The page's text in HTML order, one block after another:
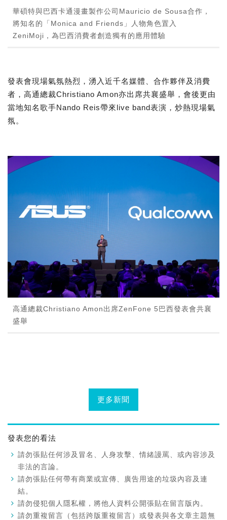
華碩特與巴西卡通漫畫製作公司Mauricio de Sousa合作，
將知名的「Monica and Friends」人物角色置入
ZeniMoji，為巴西消費者創造獨有的應用體驗
發表會現場氣氛熱烈，湧入近千名媒體、合作夥伴及消費
者，高通總裁Christiano Amon亦出席共襄盛舉，會後更由
當地知名歌手Nando Reis帶來live band表演，炒熱現場氣
氛。
高通總裁Christiano Amon出席ZenFone 5巴西發表會共襄
盛舉
更多新聞
發表您的看法
請勿張貼任何涉及冒名、人身攻擊、情緒謾罵、或內容涉及
非法的言論。
請勿張貼任何帶有商業或宣傳、廣告用途的垃圾內容及連
結。
請勿侵犯個人隱私權，將他人資料公開張貼在留言版內。
請勿重複留言（包括跨版重複留言）或發表與各文章主題無